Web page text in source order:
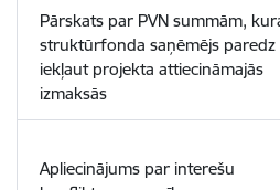
Pārskats par PVN summām,
struktūrfonda saņēmējs paredz
iekļaut projekta attiecināmajās
izmaksās
Apliecinājums par interešu